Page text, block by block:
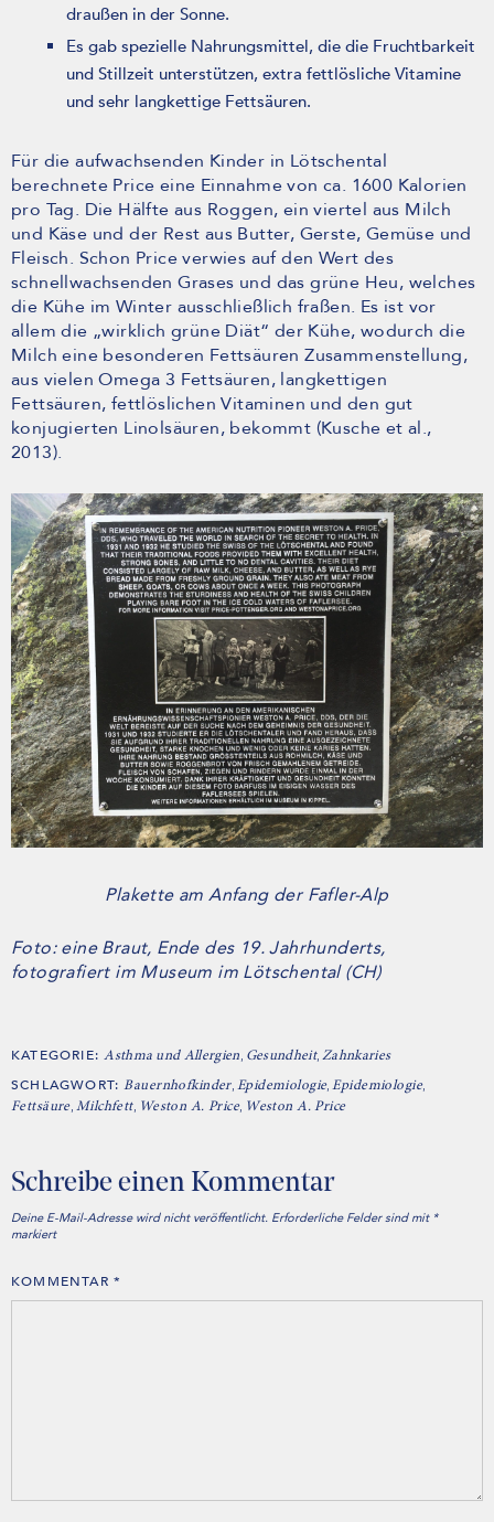
draußen in der Sonne.
Es gab spezielle Nahrungsmittel, die die Fruchtbarkeit
und Stillzeit unterstützen, extra fettlösliche Vitamine
und sehr langkettige Fettsäuren.
Für die aufwachsenden Kinder in Lötschental
berechnete Price eine Einnahme von ca. 1600 Kalorien
pro Tag. Die Hälfte aus Roggen, ein viertel aus Milch
und Käse und der Rest aus Butter, Gerste, Gemüse und
Fleisch. Schon Price verwies auf den Wert des
schnellwachsenden Grases und das grüne Heu, welches
die Kühe im Winter ausschließlich fraßen. Es ist vor
allem die „wirklich grüne Diät“ der Kühe, wodurch die
Milch eine besonderen Fettsäuren Zusammenstellung,
aus vielen Omega 3 Fettsäuren, langkettigen
Fettsäuren, fettlöslichen Vitaminen und den gut
konjugierten Linolsäuren, bekommt (Kusche et al.,
2013).
Plakette am Anfang der Fafler-Alp
Foto: eine Braut, Ende des 19. Jahrhunderts,
fotografiert im Museum im Lötschental (CH)
KATEGORIE:Asthma und Allergien, Gesundheit, Zahnkaries
SCHLAGWORT:Bauernhofkinder, Epidemiologie,Epidemiologie,
Fettsäure, Milchfett, Weston A. Price, Weston A. Price
Schreibe einen Kommentar
Deine E-Mail-Adresse wird nicht veröffentlicht. Erforderliche Felder sind mit *
markiert
KOMMENTAR *